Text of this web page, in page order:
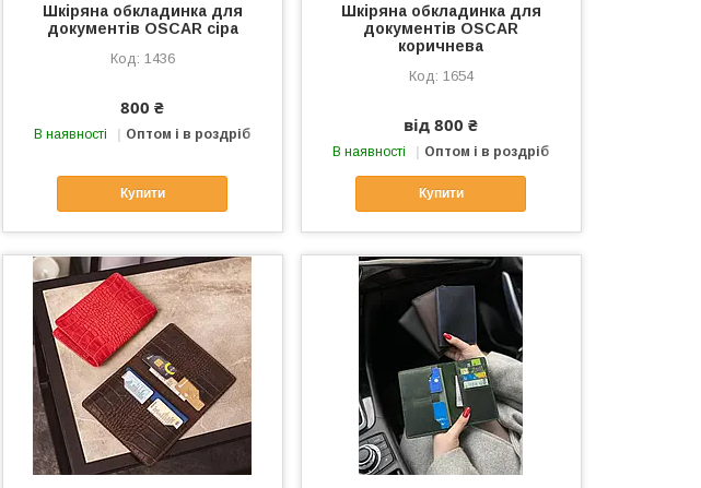
Шкіряна обкладинка для
документів OSCAR сіра
1436
800 ₴
В наявності Оптом і в роздріб
Купити
Шкіряна обкладинка для
документів OSCAR
коричнева
1654
від 800 ₴
В наявності Оптом і в роздріб
Купити